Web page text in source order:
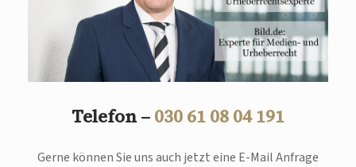
Telefon – 030 61 08 04 191
Gerne können Sie uns auch jetzt eine E-Mail Anfrage